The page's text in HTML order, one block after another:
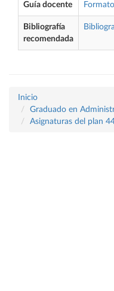
Guía docente
Bibliografía
recomendada
Inicio
Graduado en
Asignaturas del plan